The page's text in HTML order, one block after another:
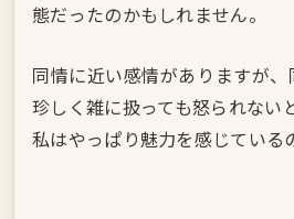
態だったのかもしれません。
同情に近い感情がありますが
珍しく雑に扱っても怒られない
私はやっぱり魅力を感じている